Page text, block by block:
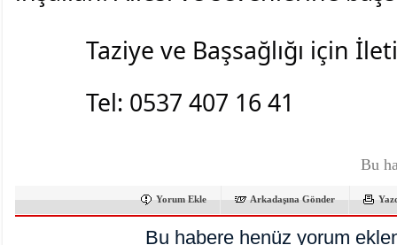
Taziye ve Başsağlığı için
Tel: 0537 407 16 41
Bu
Yorum Ekle Arkadaşına Gönder
Bu habere henüz yorum